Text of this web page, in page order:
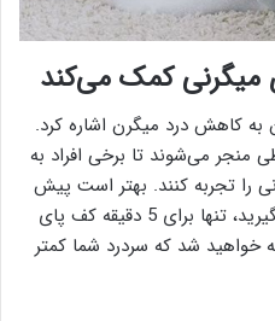
به کاهش درد میگرن اشاره کرد.
منجر می‌شوند تا برخی افراد به
را تجربه کنند. بهتر است پیش
از آنکه تصمیم به مصرف مسکن بگیرید، تنها برای 5 دقیقه کف پای
خواهید شد که سردرد شما کمتر